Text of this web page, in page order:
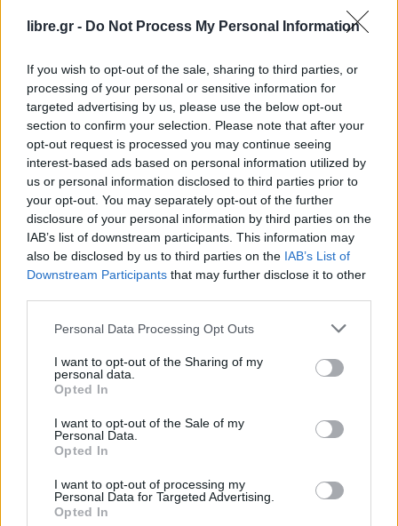
libre.gr - Do Not Process My Personal Information
If you wish to opt-out of the sale, sharing to third parties, or
processing of your personal or sensitive information for
targeted advertising by us, please use the below opt-out
section to confirm your selection. Please note that after your
opt-out request is processed you may continue seeing
interest-based ads based on personal information utilized by
us or personal information disclosed to third parties prior to
your opt-out. You may separately opt-out of the further
disclosure of your personal information by third parties on the
IAB’s list of downstream participants. This information may
also be disclosed by us to third parties on the IAB’s List of
Downstream Participants that may further disclose it to other
Personal Data Processing Opt Outs
I want to opt-out of the Sharing of my
personal data.
Opted In
I want to opt-out of the Sale of my
Personal Data.
Opted In
I want to opt-out of processing my
Personal Data for Targeted Advertising.
Opted In
γάλα, οφείλει να ζητήσει πρωτίστως ένα μεγάλο
και ειλικρινές «συγνώμη» από τους πολίτες για
την πολύωρη αναμονή που δημιουργεί η
υποστελέχωση των Φαρμακείων του Ε.ΟΠ.Υ.Υ. και
η γραφειοκρατία των διαδικασιών.Δεν είναι η
πρώτη φορά που βάλλονται τα Φαρμακεία του
Ε.Ο.Π.Υ.Υ. και σίγουρα δεν θα είναι η τελευταία.
Καλούμε τον Υπουργό, εάν έχει καλές προθέσεις
να στηρίξει έμπρακτα τα Φαρμακεία του Ε.Ο.Π.Υ.Υ.
με άμεσες πρωτοβουλίες ως προαναφέρθηκαν και
όχι να τα απαξιώνει για τους λόγους που όλοι
αντιλαμβανόμαστε.Καλούμε τους πολίτες να
αναγνωρίσουν ότι δεν υπάρχει έλλειμμα
έλλειμμα προσωπικού στα Φαρμακεία του
Ε.Ο.Π.Υ.Υ.και ότι η εξυπηρέτηση των πολιτών
εξαρτάται από την ικανοποίηση των αιτημάτων
μας και όχι από τις υποσχέσεις για δήθεν διάθεση
Από την υπουργεία του κ. Άδωνι Γεωργιάδη